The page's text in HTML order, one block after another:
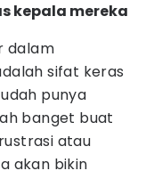
kepala mereka
dalam
sifat keras
punya
banget buat
atau
akan bikin